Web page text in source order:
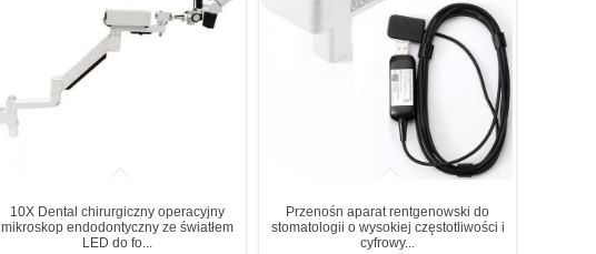
10X Dental chirurgiczny operacyjny
mikroskop endodontyczny ze światłem
LED do fo...
Przenośn aparat rentgenowski do
stomatologii o wysokiej częstotliwości i
cyfrowy...